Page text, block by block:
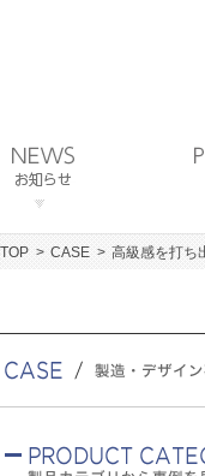
TOP CASE 高級感を打ち